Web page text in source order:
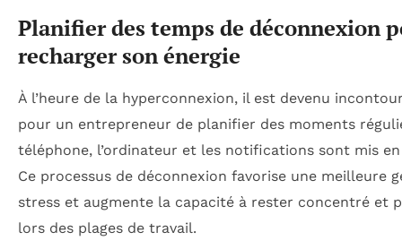
Planifier des temps de déconnexion
recharger son énergie
À l’heure de la hyperconnexion, il est devenu
pour un entrepreneur de planifier des moments
téléphone, l’ordinateur et les notifications sont mis en
Ce processus de déconnexion favorise une meilleure
stress et augmente la capacité à rester concentré et
lors des plages de travail.